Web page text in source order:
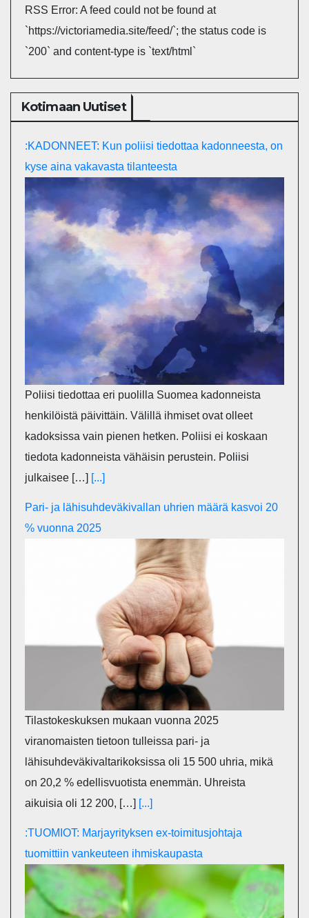
RSS Error: A feed could not be found at
`https://victoriamedia.site/feed/`; the status code is
`200` and content-type is `text/html`
Kotimaan Uutiset
:KADONNEET: Kun poliisi tiedottaa kadonneesta, on
kyse aina vakavasta tilanteesta
Poliisi tiedottaa eri puolilla Suomea kadonneista
henkilöistä päivittäin. Välillä ihmiset ovat olleet
kadoksissa vain pienen hetken. Poliisi ei koskaan
tiedota kadonneista vähäisin perustein. Poliisi
julkaisee […] [...]
Pari- ja lähisuhdeväkivallan uhrien määrä kasvoi 20
% vuonna 2025
Tilastokeskuksen mukaan vuonna 2025
viranomaisten tietoon tulleissa pari- ja
lähisuhdeväkivaltarikoksissa oli 15 500 uhria, mikä
on 20,2 % edellisvuotista enemmän. Uhreista
aikuisia oli 12 200, […] [...]
:TUOMIOT: Marjayrityksen ex-toimitusjohtaja
tuomittiin vankeuteen ihmiskaupasta